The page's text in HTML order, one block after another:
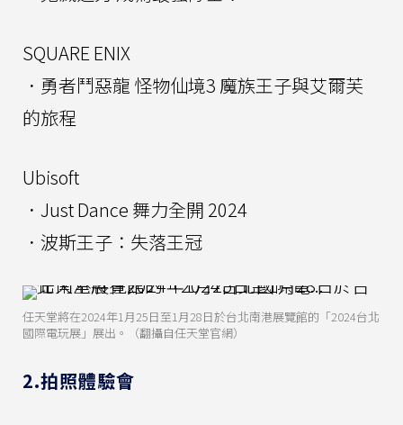
SQUARE ENIX
．勇者鬥惡龍 怪物仙境3 魔族王子與艾爾芙
的旅程
Ubisoft
．Just Dance 舞力全開 2024
．波斯王子：失落王冠
任天堂將在2024年1月25日至1月28日於台北南港展覽館的「2024台北
國際電玩展」展出。（翻攝自任天堂官網）
2.拍照體驗會